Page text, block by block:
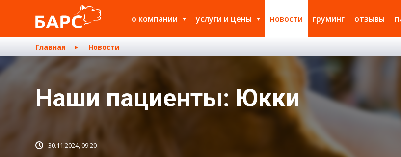
о компании услуги и цены новости груминг отзывы
Главная Новости
Наши пациенты: Юкки
30.11.2024, 09:20